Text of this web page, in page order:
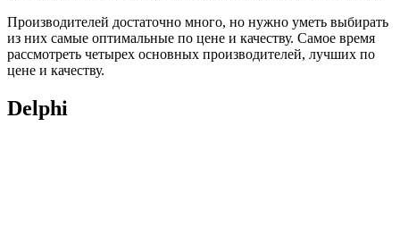
Производителей достаточно много, но нужно уметь выбирать
из них самые оптимальные по цене и качеству. Самое время
рассмотреть четырех основных производителей, лучших по
цене и качеству.
Delphi